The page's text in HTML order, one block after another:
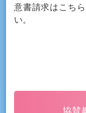
意書請求はこち
い。
協賛